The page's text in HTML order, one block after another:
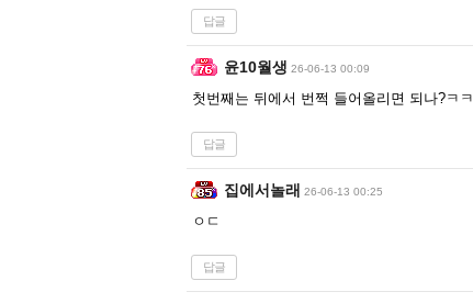
답글
윤10월생 26-06-13 00:09
첫번째는 뒤에서 번쩍 들어올리면 되나?ㅋㅋ
답글
집에서놀래 26-06-13 00:25
ㅇㄷ
답글